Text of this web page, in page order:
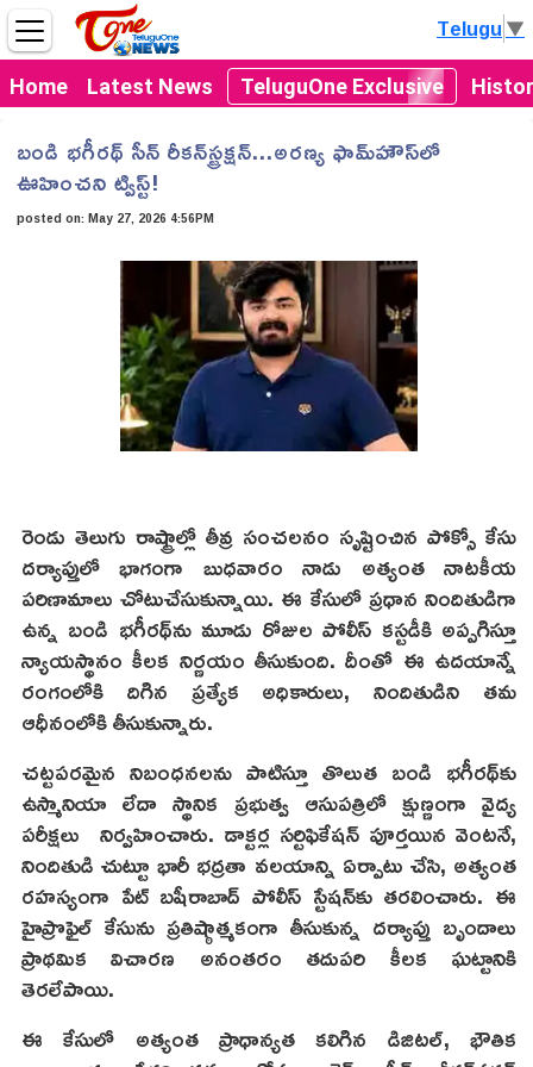
Home Latest News TeluguOne Exclusive
Telugu▼
బండి భగీరథ్ సీన్ రీకన్‌స్ట్రక్షన్...అరణ్య ఫామ్‌హౌస్‌లో
ఊహించని ట్విస్ట్!
posted on:May 27, 2026 4:56PM
రెండు తెలుగు రాష్ట్రాల్లో తీవ్ర సంచలనం సృష్టించిన పోక్సో కేసు
దర్యాప్తులో భాగంగా బుధవారం నాడు అత్యంత నాటకీయ
పరిణామాలు చోటుచేసుకున్నాయి. ఈ కేసులో ప్రధాన నిందితుడిగా
ఉన్న బండి భగీరథ్‌ను మూడు రోజుల పోలీస్ కస్టడీకి అప్పగిస్తూ
న్యాయస్థానం కీలక నిర్ణయం తీసుకుంది. దీంతో ఈ ఉదయాన్నే
రంగంలోకి దిగిన ప్రత్యేక అధికారులు, నిందితుడిని తమ
ఆధీనంలోకి తీసుకున్నారు.
చట్టపరమైన నిబంధనలను పాటిస్తూ తొలుత బండి భగీరథ్‌కు
ఉస్మానియా లేదా స్థానిక ప్రభుత్వ ఆసుపత్రిలో క్షుణ్ణంగా వైద్య
పరీక్షలు నిర్వహించారు. డాక్టర్ల సర్టిఫికేషన్ పూర్తయిన వెంటనే,
నిందితుడి చుట్టూ భారీ భద్రతా వలయాన్ని ఏర్పాటు చేసి, అత్యంత
రహస్యంగా పేట్ బషీరాబాద్ పోలీస్ స్టేషన్‌కు తరలించారు. ఈ
హైప్రొఫైల్ కేసును ప్రతిష్ఠాత్మకంగా తీసుకున్న దర్యాప్తు బృందాలు
ప్రాథమిక విచారణ అనంతరం తదుపరి కీలక ఘట్టానికి
తెరలేపాయి.
ఈ కేసులో అత్యంత ప్రాధాన్యత కలిగిన డిజిటల్, భౌతిక